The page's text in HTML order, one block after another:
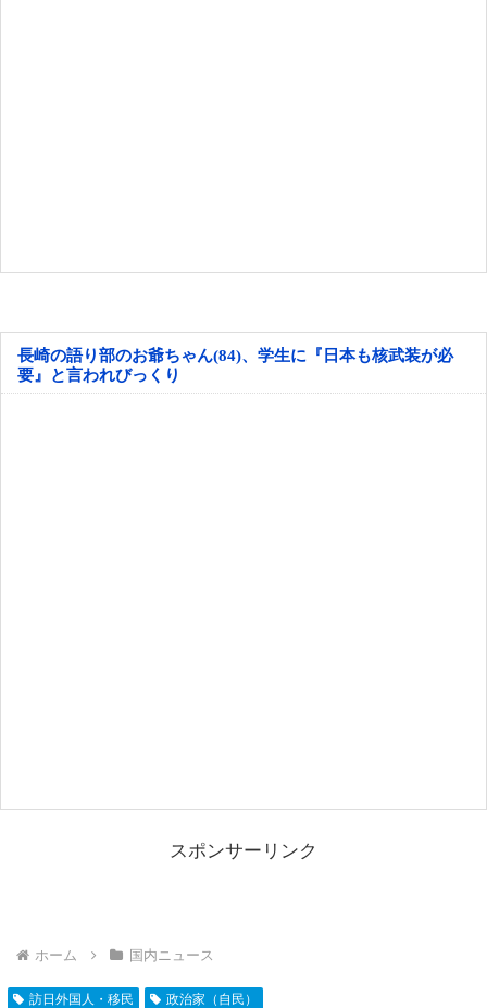
長崎の語り部のお爺ちゃん(84)、学生に『日本も核武装が必
要』と言われびっくり
スポンサーリンク
ホーム 国内ニュース
訪日外国人・移民 政治家（自民）